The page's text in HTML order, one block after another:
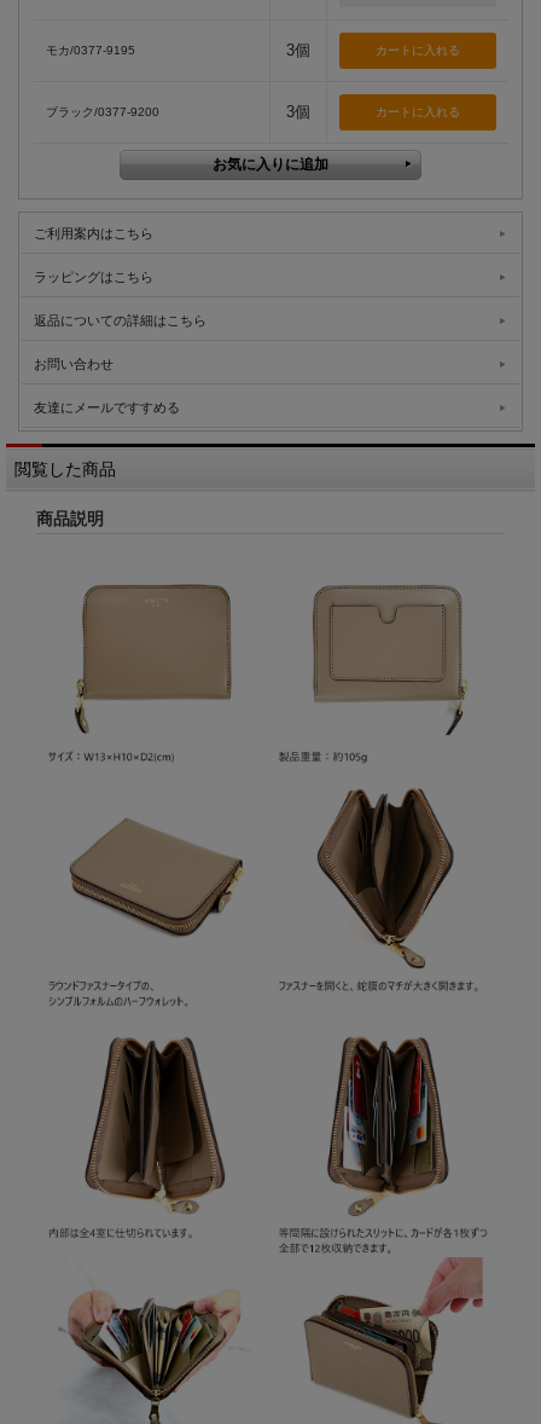
モカ/0377-9195 3個
ブラック/0377-9200 3個
ご利用案内はこちら
ラッピングはこちら
返品についての詳細はこちら
お問い合わせ
友達にメールですすめる
閲覧した商品
商品説明